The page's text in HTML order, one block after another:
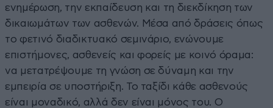
ενημέρωση, την εκπαίδευση και τη διεκδίκηση των
δικαιωμάτων των ασθενών. Μέσα από δράσεις όπως
το φετινό διαδικτυακό σεμινάριο, ενώνουμε
επιστήμονες, ασθενείς και φορείς με κοινό όραμα:
να μετατρέψουμε τη γνώση σε δύναμη και την
εμπειρία σε υποστήριξη. Το ταξίδι κάθε ασθενούς
είναι μοναδικό, αλλά δεν είναι μόνος του. Ο